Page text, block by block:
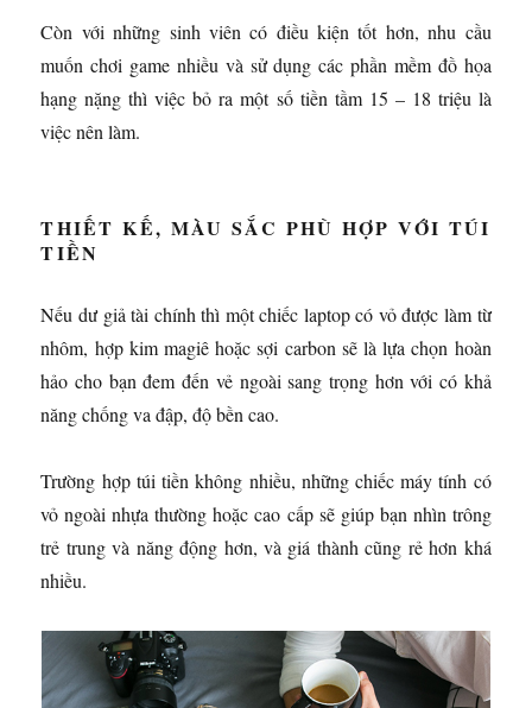
Còn với những sinh viên có điều kiện tốt hơn, nhu cầu
muốn chơi game nhiều và sử dụng các phần mềm đồ họa
hạng nặng thì việc bỏ ra một số tiền tầm 15 – 18 triệu là
việc nên làm.
THIẾT KẾ, MÀU SẮC PHÙ HỢP VỚI TÚI
TIỀN
Nếu dư giả tài chính thì một chiếc laptop có vỏ được làm từ
nhôm, hợp kim magiê hoặc sợi carbon sẽ là lựa chọn hoàn
hảo cho bạn đem đến vẻ ngoài sang trọng hơn với có khả
năng chống va đập, độ bền cao.
Trường hợp túi tiền không nhiều, những chiếc máy tính có
vỏ ngoài nhựa thường hoặc cao cấp sẽ giúp bạn nhìn trông
trẻ trung và năng động hơn, và giá thành cũng rẻ hơn khá
nhiều.